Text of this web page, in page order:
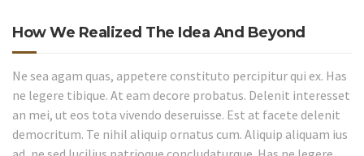
How We Realized The Idea And Beyond
Ne sea agam quas, appetere constituto percipitur qui ex. Has
ne legere tibique. At eam decore probatus. Delenit interesset
an mei, ut eos tota vivendo deseruisse. Est at facete delenit
democritum. Te nihil aliquip ornatus cum. Aliquip aliquam ius